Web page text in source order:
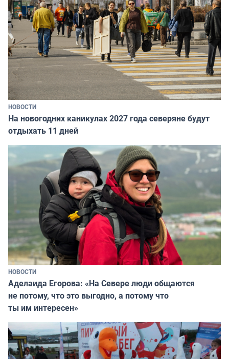
НОВОСТИ
На новогодних каникулах 2027 года северяне будут
отдыхать 11 дней
НОВОСТИ
Аделаида Егорова: «На Севере люди общаются
не потому, что это выгодно, а потому что
ты им интересен»